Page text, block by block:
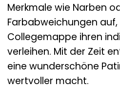
Merkmale wie Narben
Farbabweichungen auf,
Collegemappe ihren
verleihen. Mit der Zeit
eine wunderschöne
wertvoller macht.